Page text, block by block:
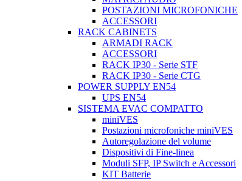
POSTAZIONI MICROFONICHE
ACCESSORI
RACK CABINETS
ARMADI RACK
ACCESSORI
RACK IP30 - Serie STF
RACK IP30 - Serie CTG
POWER SUPPLY EN54
UPS EN54
SISTEMA EVAC COMPATTO
miniVES
Postazioni microfoniche miniVES
Autoregolazione del volume
Dispositivi di Fine-linea
Moduli SFP, IP Switch e Accessori
KIT Batterie